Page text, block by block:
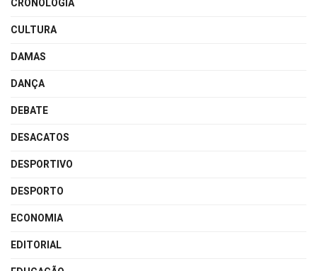
CULTURA
DAMAS
DANÇA
DEBATE
DESACATOS
DESPORTIVO
DESPORTO
ECONOMIA
EDITORIAL